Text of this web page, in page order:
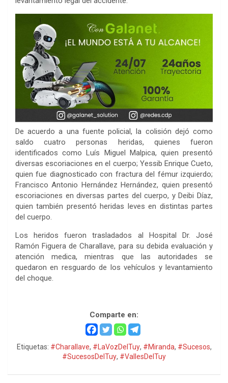
De acuerdo a una fuente policial, la colisión dejó como
saldo cuatro personas heridas, quienes fueron
identificados como Luís Miguel Malpica, quien presentó
diversas escoriaciones en el cuerpo; Yessib Enrique Cueto,
quien fue diagnosticado con fractura del fémur izquierdo;
Francisco Antonio Hernández Hernández, quien presentó
escoriaciones en diversas partes del cuerpo, y Deibi Díaz,
quien también presentó heridas leves en distintas partes
del cuerpo.
Los heridos fueron trasladados al Hospital Dr. José
Ramón Figuera de Charallave, para su debida evaluación y
atención medica, mientras que las autoridades se
quedaron en resguardo de los vehículos y levantamiento
del choque.
Comparte en:
Etiquetas: #Charallave, #LaVozDelTuy, #Miranda, #Sucesos,
#SucesosDelTuy, #VallesDelTuy